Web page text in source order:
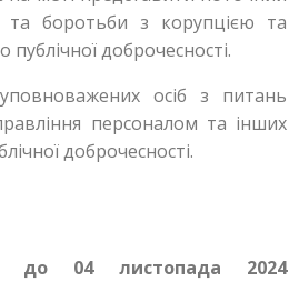
та боротьби з корупцією та
доброчесності.
осіб з питань
персоналом та інших
доброчесності.
до 04 листопада 2024